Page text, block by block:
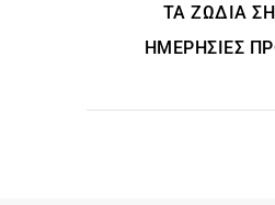
ΤΑ ΖΏΔΙΑ
ΗΜΕΡΉΣΙΕΣ